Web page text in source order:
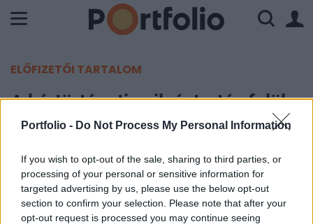
Portfolio - Do Not Process My Personal Information
If you wish to opt-out of the sale, sharing to third parties, or
processing of your personal or sensitive information for
targeted advertising by us, please use the below opt-out
section to confirm your selection. Please note that after your
opt-out request is processed you may continue seeing
ELŐFIZETŐI TARTALOM
A kártörténeti nyilvántartás felül
fogja írni a bonus-malus
Portfolio
2009. december 02. 19:15